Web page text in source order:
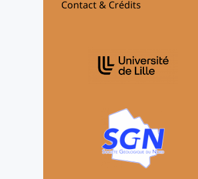
Contact & Crédits